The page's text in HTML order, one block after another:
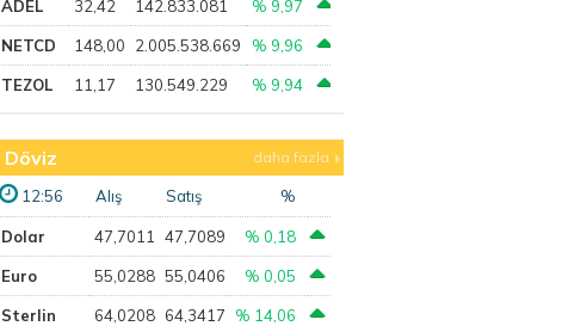
ADEL 32,42 142.833.081 % 9,97
NETCD 148,00 2.005.538.669 % 9,96
TEZOL 11,17 130.549.229 % 9,94
Döviz daha fazla
12:56 Alış Satış %
Dolar 47,7011 47,7089 % 0,18
Euro 55,0288 55,0406 % 0,05
Sterlin 64,0208 64,3417 % 14,06